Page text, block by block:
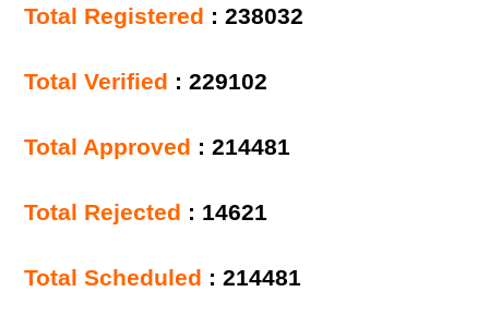
Total Registered : 238032
Total Verified : 229102
Total Approved : 214481
Total Rejected : 14621
Total Scheduled : 214481